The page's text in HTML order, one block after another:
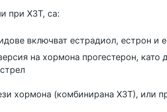
при ХЗТ, са:
включват естрадиол, естрон и
на хормона прогестерон,
хормона (комбинирана ХЗТ), или